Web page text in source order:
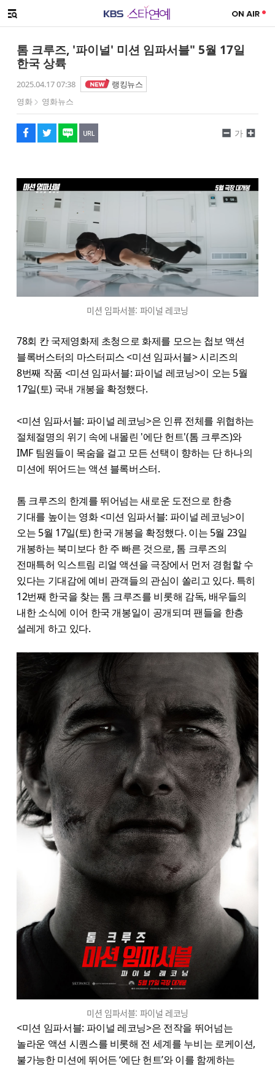
메뉴 열기
톰 크루즈, '파이널' 미션 임파서블" 5월 17일
한국 상륙
2025.04.17 07:38
랭킹뉴스
영화
영화뉴스
페이스북
트위터
네이버
URL복사
글씨 작게보기
가
글씨 크게보기
미션 임파서블: 파이널 레코닝
78회 칸 국제영화제 초청으로 화제를 모으는 첩보 액션
블록버스터의 마스터피스 <미션 임파서블> 시리즈의
8번째 작품 <미션 임파서블: 파이널 레코닝>이 오는 5월
17일(토) 국내 개봉을 확정했다.
<미션 임파서블: 파이널 레코닝>은 인류 전체를 위협하는
절체절명의 위기 속에 내몰린 '에단 헌트'(톰 크루즈)와
IMF 팀원들이 목숨을 걸고 모든 선택이 향하는 단 하나의
미션에 뛰어드는 액션 블록버스터.
톰 크루즈의 한계를 뛰어넘는 새로운 도전으로 한층
기대를 높이는 영화 <미션 임파서블: 파이널 레코닝>이
오는 5월 17일(토) 한국 개봉을 확정했다. 이는 5월 23일
개봉하는 북미보다 한 주 빠른 것으로, 톰 크루즈의
전매특허 익스트림 리얼 액션을 극장에서 먼저 경험할 수
있다는 기대감에 예비 관객들의 관심이 쏠리고 있다. 특히
12번째 한국을 찾는 톰 크루즈를 비롯해 감독, 배우들의
내한 소식에 이어 한국 개봉일이 공개되며 팬들을 한층
설레게 하고 있다.
미션 임파서블: 파이널 레코닝
<​미션 임파서블: 파이널 레코닝>은 전작을 뛰어넘는
놀라운 액션 시퀀스를 비롯해 전 세계를 누비는 로케이션,
불가능한 미션에 뛰어든 ‘에단 헌트’와 이를 함께하는
해시태그